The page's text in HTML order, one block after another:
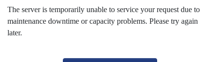
The server is temporarily unable to service your request due to
maintenance downtime or capacity problems. Please try again
later.